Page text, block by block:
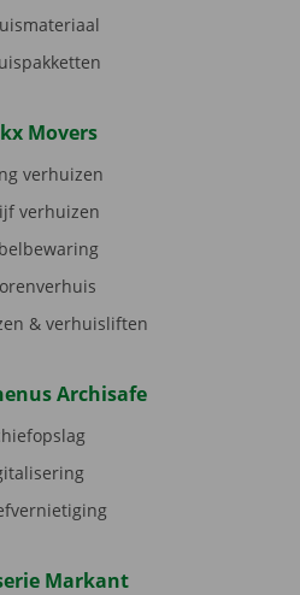
Movers
verhuizen
verhuizen
& verhuisliften
Archisafe
Markant